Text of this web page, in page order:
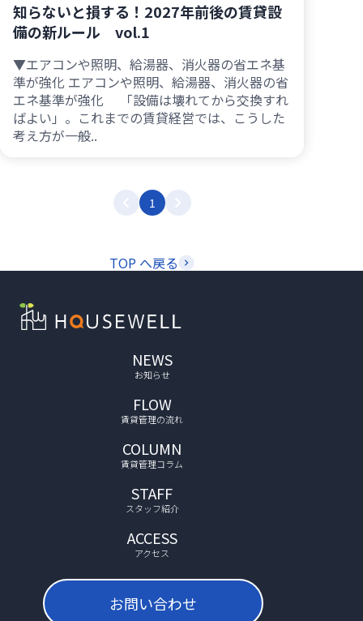
知らないと損する！2027年前後の賃貸設
備の新ルール vol.1
▼エアコンや照明、給湯器、消火器の省エネ基
準が強化 エアコンや照明、給湯器、消火器の省
エネ基準が強化 「設備は壊れてから交換すれ
ばよい」。これまでの賃貸経営では、こうした
考え方が一般..
1
TOP へ戻る
NEWS
お知らせ
FLOW
賃貸管理の流れ
COLUMN
賃貸管理コラム
STAFF
スタッフ紹介
ACCESS
アクセス
お問い合わせ